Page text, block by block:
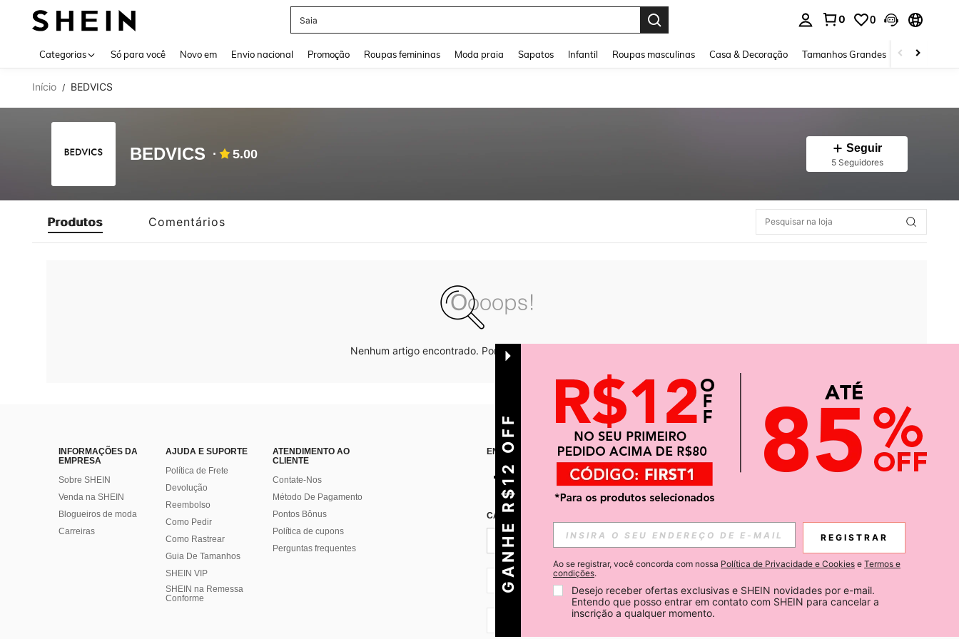
Saia
0 0
Categorias Só para você Novo em Envio nacional Promoção Roupas femininas Moda praia Sapatos Infantil Roupas masculinas Casa & Decoração Tamanhos Grandes Joias e
Início / BEDVICS
BEDVICS 5.00 Seguir
5 Seguidores
Produtos Comentários
Nenhum artigo encontrado. Por favor tente outras opções.
INFORMAÇÕES DA
EMPRESA
Sobre SHEIN
Venda na SHEIN
Blogueiros de moda
Carreiras
AJUDA E SUPORTE
Política de Frete
Devolução
Reembolso
Como Pedir
Como Rastrear
Guia De Tamanhos
SHEIN VIP
SHEIN na Remessa
Conforme
ATENDIMENTO AO
CLIENTE
Contate-Nos
Método De Pagamento
Pontos Bônus
Política de cupons
Perguntas frequentes
ENCONTRE-NOS EM APP
CADASTRE-SE PARA RECEBER NOTÍCIAS SOBRE SHEIN.
Inscreva-se
BR + 55
GANHE R$12 OFF REGISTRAR
Ao se registrar, você concorda com nossa Política de Privacidade e Cookies e Termos e
condições.
Desejo receber ofertas exclusivas e SHEIN novidades por e-mail.
Entendo que posso entrar em contato com SHEIN para cancelar a
inscrição a qualquer momento.